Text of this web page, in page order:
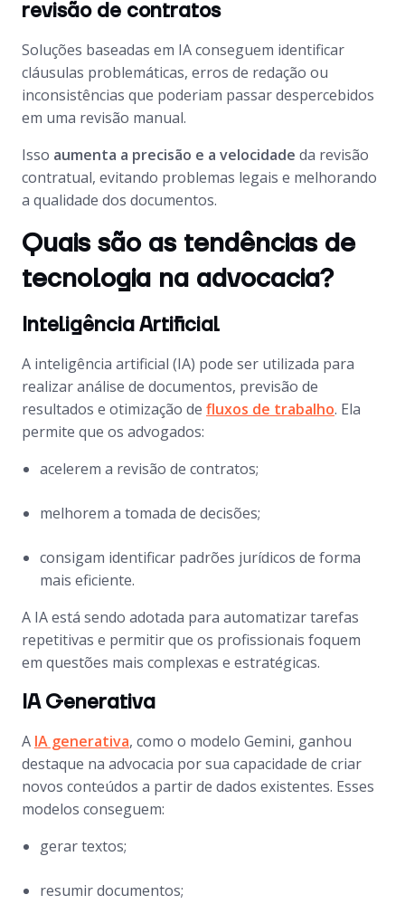
revisão de contratos
Soluções baseadas em IA conseguem identificar
cláusulas problemáticas, erros de redação ou
inconsistências que poderiam passar despercebidos
em uma revisão manual.
Isso aumenta a precisão e a velocidade da revisão
contratual, evitando problemas legais e melhorando
a qualidade dos documentos.
Quais são as tendências de
tecnologia na advocacia?
Inteligência Artificial
A inteligência artificial (IA) pode ser utilizada para
realizar análise de documentos, previsão de
resultados e otimização de fluxos de trabalho. Ela
permite que os advogados:
acelerem a revisão de contratos;
melhorem a tomada de decisões;
consigam identificar padrões jurídicos de forma
mais eficiente.
A IA está sendo adotada para automatizar tarefas
repetitivas e permitir que os profissionais foquem
em questões mais complexas e estratégicas.
IA Generativa
A IA generativa, como o modelo Gemini, ganhou
destaque na advocacia por sua capacidade de criar
novos conteúdos a partir de dados existentes. Esses
modelos conseguem:
gerar textos;
resumir documentos;